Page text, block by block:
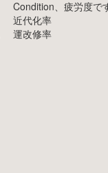
Condition、疲労度で
近代化率
運改修率